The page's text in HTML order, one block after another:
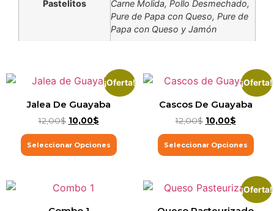
Pastelitos
Carne Molida, Pollo Desmechado,
Pure de Papa con Queso, Pure de
Papa con Queso y Jamón
¡Oferta!
Jalea De Guayaba
12,00$ 10,00$
Seleccionar Opciones
¡Oferta!
Cascos De Guayaba
12,00$ 10,00$
Seleccionar Opciones
¡Oferta!